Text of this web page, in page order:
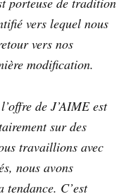
vers lequel nous
vers nos
modification.
de J’AIME est
sur des
travaillions avec
nous avons
C’est